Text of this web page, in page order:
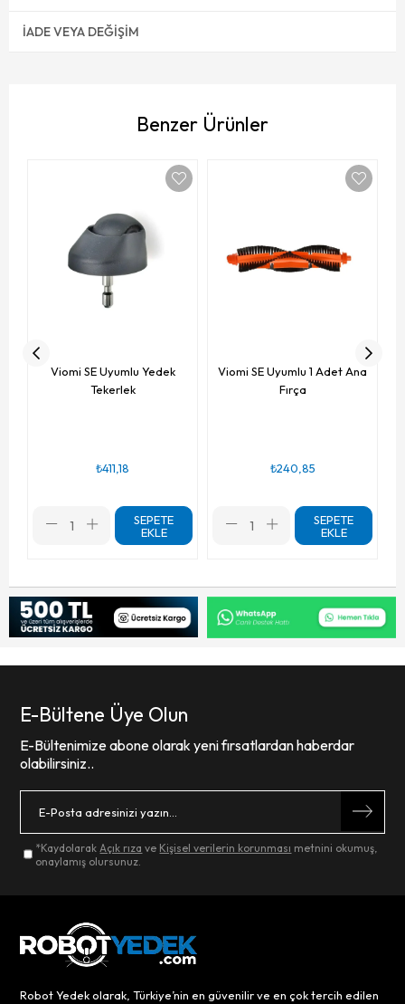
İADE VEYA DEĞIŞIM
Benzer Ürünler
Viomi SE Uyumlu Yedek
Tekerlek
₺411,18
SEPETE
EKLE
Viomi SE Uyumlu 1 Adet Ana
Fırça
₺240,85
SEPETE
EKLE
E-Bültene Üye Olun
E-Bültenimize abone olarak yeni fırsatlardan haberdar
olabilirsiniz..
*Kaydolarak Açık rıza ve Kişisel verilerin korunması metnini okumuş,
onaylamış olursunuz.
Robot Yedek olarak, Türkiye’nin en güvenilir ve en çok tercih edilen